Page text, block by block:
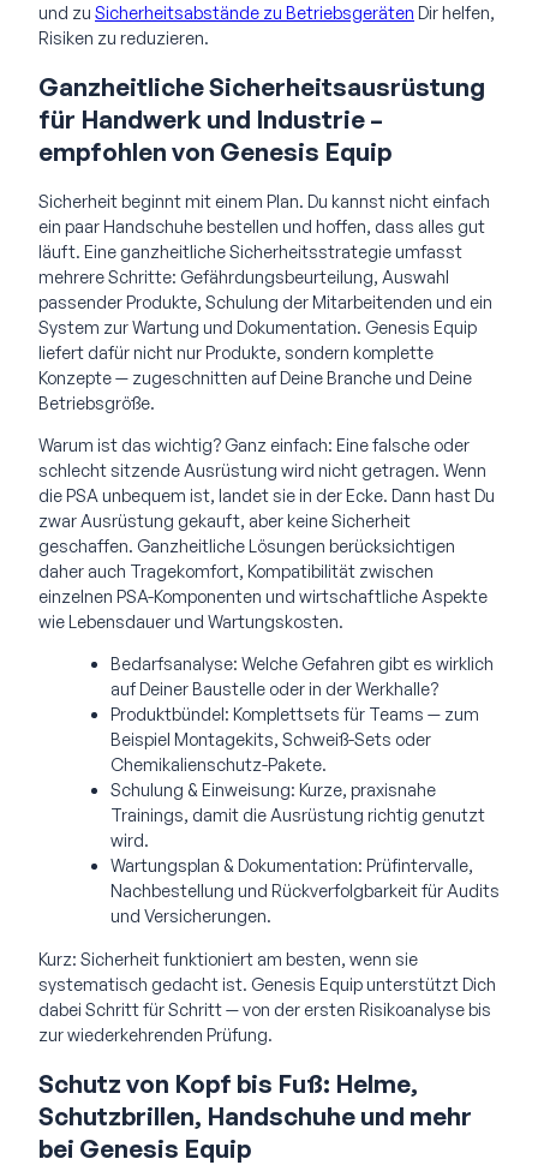
und zu Sicherheitsabstände zu Betriebsgeräten Dir helfen,
Risiken zu reduzieren.
Ganzheitliche Sicherheitsausrüstung
für Handwerk und Industrie –
empfohlen von Genesis Equip
Sicherheit beginnt mit einem Plan. Du kannst nicht einfach
ein paar Handschuhe bestellen und hoffen, dass alles gut
läuft. Eine ganzheitliche Sicherheitsstrategie umfasst
mehrere Schritte: Gefährdungsbeurteilung, Auswahl
passender Produkte, Schulung der Mitarbeitenden und ein
System zur Wartung und Dokumentation. Genesis Equip
liefert dafür nicht nur Produkte, sondern komplette
Konzepte — zugeschnitten auf Deine Branche und Deine
Betriebsgröße.
Warum ist das wichtig? Ganz einfach: Eine falsche oder
schlecht sitzende Ausrüstung wird nicht getragen. Wenn
die PSA unbequem ist, landet sie in der Ecke. Dann hast Du
zwar Ausrüstung gekauft, aber keine Sicherheit
geschaffen. Ganzheitliche Lösungen berücksichtigen
daher auch Tragekomfort, Kompatibilität zwischen
einzelnen PSA-Komponenten und wirtschaftliche Aspekte
wie Lebensdauer und Wartungskosten.
Bedarfsanalyse: Welche Gefahren gibt es wirklich
auf Deiner Baustelle oder in der Werkhalle?
Produktbündel: Komplettsets für Teams — zum
Beispiel Montagekits, Schweiß-Sets oder
Chemikalienschutz-Pakete.
Schulung & Einweisung: Kurze, praxisnahe
Trainings, damit die Ausrüstung richtig genutzt
wird.
Wartungsplan & Dokumentation: Prüfintervalle,
Nachbestellung und Rückverfolgbarkeit für Audits
und Versicherungen.
Kurz: Sicherheit funktioniert am besten, wenn sie
systematisch gedacht ist. Genesis Equip unterstützt Dich
dabei Schritt für Schritt — von der ersten Risikoanalyse bis
zur wiederkehrenden Prüfung.
Schutz von Kopf bis Fuß: Helme,
Schutzbrillen, Handschuhe und mehr
bei Genesis Equip